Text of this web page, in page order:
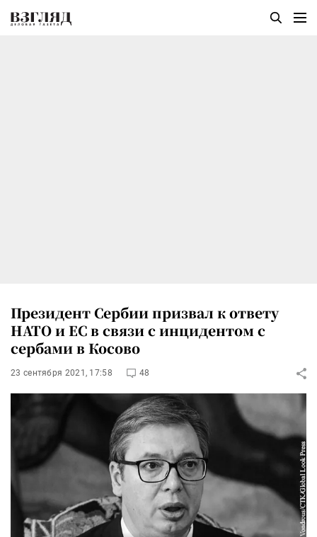
Президент Сербии призвал к ответу
НАТО и ЕС в связи с инцидентом с
сербами в Косово
23 сентября 2021, 17:58 48